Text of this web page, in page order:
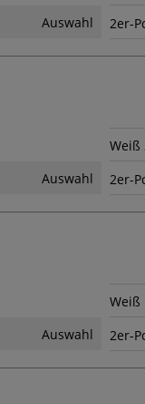
Auswahl
2er-
Weiß
Auswahl
2er-
Weiß
Auswahl
2er-